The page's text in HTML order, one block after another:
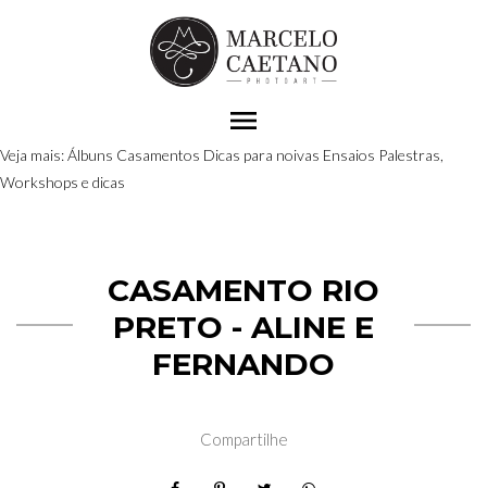
menu
Veja mais:Álbuns Casamentos Dicas para noivas Ensaios Palestras,
Workshops e dicas
CASAMENTO RIO
PRETO - ALINE E
FERNANDO
Compartilhe